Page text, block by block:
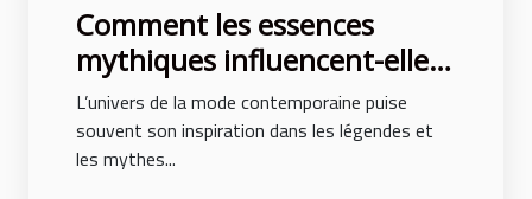
Comment les essences
mythiques influencent-elles
la mode contemporaine ?
L’univers de la mode contemporaine puise
souvent son inspiration dans les légendes et
les mythes...